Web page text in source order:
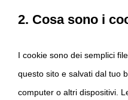
2. Cosa sono i
I cookie sono dei semplici
questo sito e salvati dal tuo
computer o altri dispositivi.